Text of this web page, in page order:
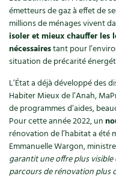
Cuisine saine
Manger bio
Cures, régimes
Dessert, Boulangerie
Techniques,
Agenda, calendrier
Le magazineLes 4 saisons
Cartes cadeau
Séjourner en Trièves
Nous contacter
Bricolages au jardin
Outils et ustensiles du
Biodiversité
Ravageurs et maladies au
Petit élevage
Cuisine saine
Alimentation et nutrition
Les chroniques de
Forums
Jardin bio
Habitat écologique
Cuisine saine
Soins naturels
Société et alternatives
émetteurs de gaz à effet de
millions de ménages vivent
isoler et mieux chauffer les
nécessairestant pour
situation de précarité
L’État a déjà développé des
Habiter Mieux de l’Anah,
de programmes d’aides,
Pour cette année 2022, un
rénovation de l’habitat a été
Emmanuelle Wargon,
garantit une offre plus
parcours de rénovation plus